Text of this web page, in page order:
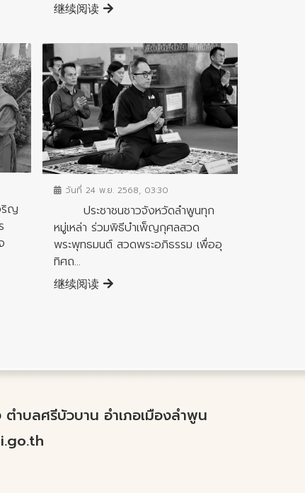
继续阅读
ญ
ข่าวกิจกรรมสำคัญจังหวัด
วันที่ 24 พ.ย. 2568, 03:30
ประชาชนชาวจังหวัดลำพูนทุก
หมู่เหล่า ร่วมพิธีบำเพ็ญกุศลสวด
พระพุทธมนต์ สวดพระอภิธรรม เพื่ออุ
ทิศถ...
继续阅读
ำบลศรีบัวบาน อำเภอเมืองลำพูน